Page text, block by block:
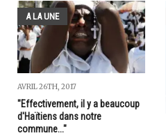
A LA UNE
AVRIL 26TH, 2017
"Effectivement, il y a beaucoup
d'Haïtiens dans notre
commune..."